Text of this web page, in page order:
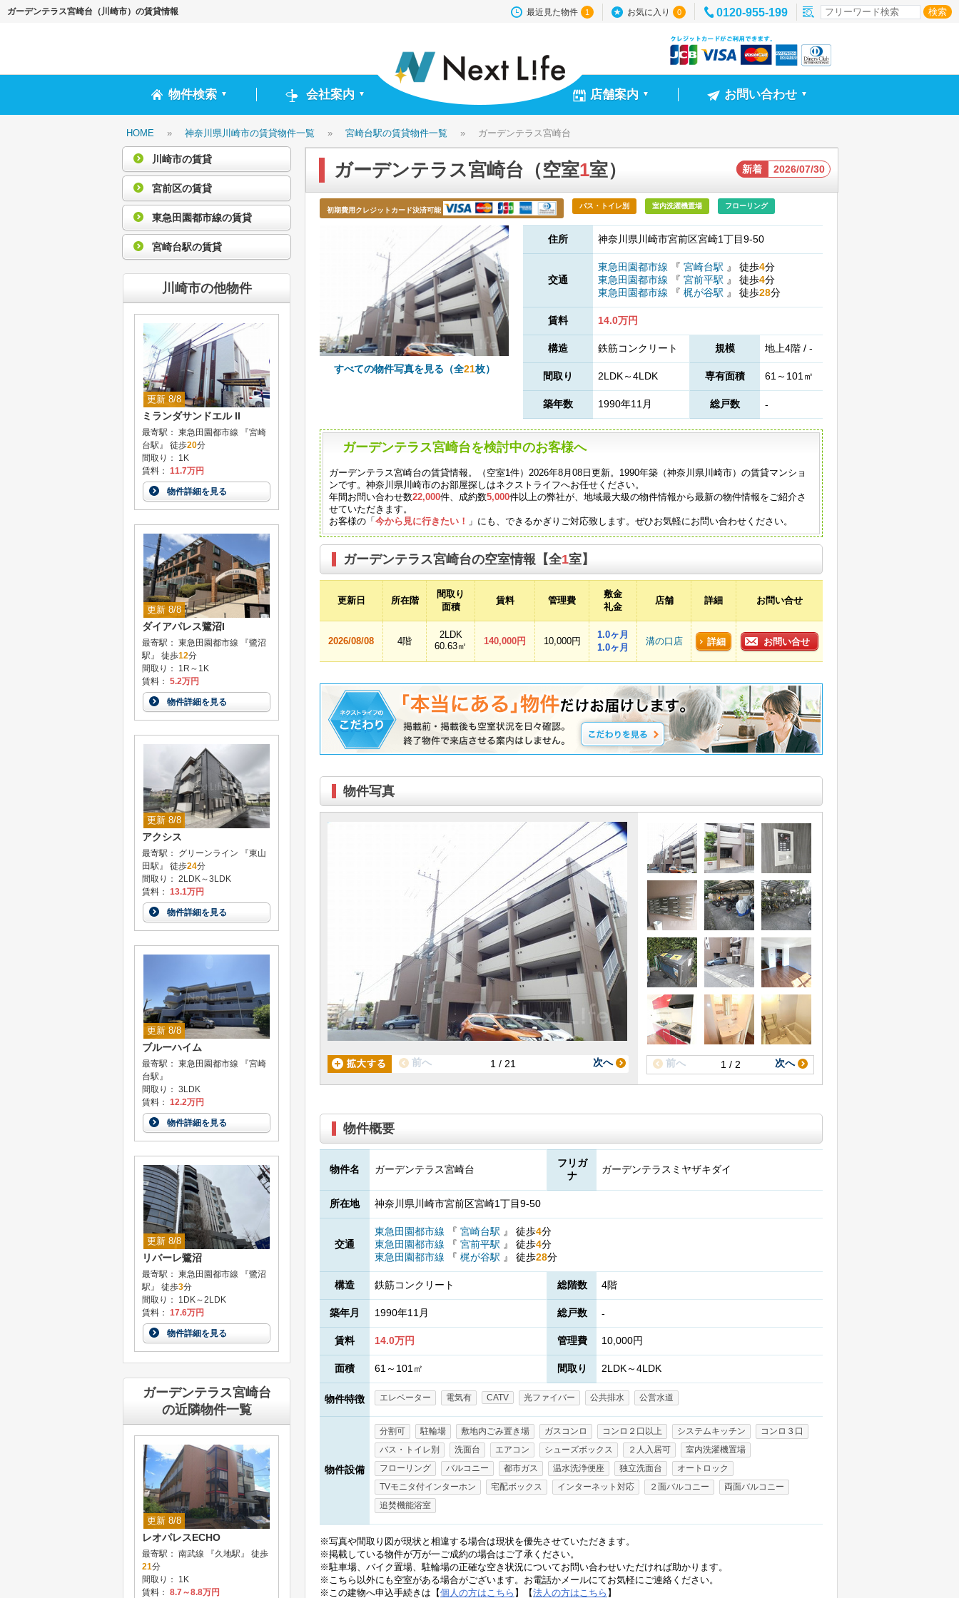
ガーデンテラス宮崎台（川崎市）の賃貸情報 最近見た物件 1 お気に入り 0 0120-955-199
物件検索 ▼ 会社案内 ▼ 店舗案内 ▼ お問い合わせ ▼
HOME » 神奈川県川崎市の賃貸物件一覧 » 宮崎台駅の賃貸物件一覧 » ガーデンテラス宮崎台
ガーデンテラス宮崎台（空室1室） 新着 2026/07/30
初期費用クレジットカード決済可能
バス・トイレ別 室内洗濯機置場 フローリング
すべての物件写真を見る（全21枚）
住所 神奈川県川崎市宮前区宮崎1丁目9-50
交通
東急田園都市線 『 宮崎台駅 』 徒歩4分
東急田園都市線
『 宮前平駅 』 徒歩4分
東急田園都市線
『 梶が谷駅 』 徒歩28分
賃料 14.0万円
構造 鉄筋コンクリート 規模 地上4階 / -
間取り 2LDK～4LDK 専有面積 61～101㎡
築年数 1990年11月 総戸数 -
ガーデンテラス宮崎台を検討中のお客様へ
ガーデンテラス宮崎台の賃貸情報。（空室1件）2026年8月08日更新。1990年築（神奈川県川崎市）の賃貸マンショ
ンです。神奈川県川崎市のお部屋探しはネクストライフへお任せください。
年間お問い合わせ数22,000件、成約数5,000件以上の弊社が、地域最大級の物件情報から最新の物件情報をご紹介さ
せていただきます。
お客様の「今から見に行きたい！ 」にも、できるかぎりご対応致します。ぜひお気軽にお問い合わせください。
ガーデンテラス宮崎台の空室情報【全1室】
更新日 所在階
間取り
面積
賃料 管理費
敷金
礼金
店舗 詳細 お問い合せ
2026/08/08 4階
2LDK
60.63㎡
140,000円 10,000円
1.0ヶ月
1.0ヶ月
溝の口店 詳細 お問い合せ
物件写真
1 / 21
前へ 次へ 1 / 2
前へ 次へ
物件概要
物件名 ガーデンテラス宮崎台
フリガ
ナ
ガーデンテラスミヤザキダイ
所在地 神奈川県川崎市宮前区宮崎1丁目9-50
交通
東急田園都市線 『 宮崎台駅 』 徒歩4分
東急田園都市線
『 宮前平駅 』 徒歩4分
東急田園都市線
『 梶が谷駅 』 徒歩28分
構造 鉄筋コンクリート 総階数 4階
築年月 1990年11月 総戸数 -
賃料 14.0万円 管理費 10,000円
面積 61～101㎡ 間取り 2LDK～4LDK
物件特徴 エレベーター 電気有 CATV 光ファイバー 公共排水 公営水道
物件設備
分割可 駐輪場 敷地内ごみ置き場 ガスコンロ コンロ２口以上 システムキッチン
コンロ３口
バス・トイレ別
洗面台 エアコン シューズボックス ２人入居可
室内洗濯機置場
フローリング
バルコニー 都市ガス 温水洗浄便座 独立洗面台
オートロック
TVモニタ付インターホン
宅配ボックス インターネット対応 ２面バルコニー
両面バルコニー
追焚機能浴室
※写真や間取り図が現状と相違する場合は現状を優先させていただきます。
※掲載している物件が万が一ご成約の場合はご了承ください。
※駐車場、バイク置場、駐輪場の正確な空き状況についてお問い合わせいただければ助かります。
※こちら以外にも空室がある場合がございます。お電話かメールにてお気軽にご連絡ください。
※この建物へ申込手続きは【個人の方はこちら 】【法人の方はこちら 】
川崎市の賃貸
宮前区の賃貸
東急田園都市線の賃貸
宮崎台駅の賃貸
川崎市の他物件
更新 8/8
ミランダサンドエル II
最寄駅： 東急田園都市線 『宮崎
台駅』 徒歩20分
間取り： 1K
賃料： 11.7万円
物件詳細を見る
更新 8/8
ダイアパレス鷺沼I
最寄駅： 東急田園都市線 『鷺沼
駅』 徒歩12分
間取り： 1R～1K
賃料： 5.2万円
物件詳細を見る
更新 8/8
アクシス
最寄駅： グリーンライン 『東山
田駅』 徒歩24分
間取り： 2LDK～3LDK
賃料： 13.1万円
物件詳細を見る
更新 8/8
ブルーハイム
最寄駅： 東急田園都市線 『宮崎
台駅』
間取り： 3LDK
賃料： 12.2万円
物件詳細を見る
更新 8/8
リバーレ鷺沼
最寄駅： 東急田園都市線 『鷺沼
駅』 徒歩3分
間取り： 1DK～2LDK
賃料： 17.6万円
物件詳細を見る
ガーデンテラス宮崎台
の近隣物件一覧
更新 8/8
レオパレスECHO
最寄駅： 南武線 『久地駅』 徒歩
21分
間取り： 1K
賃料： 8.7～8.8万円